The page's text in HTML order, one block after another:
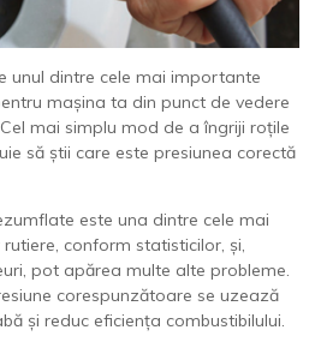
unul dintre cele mai importante
mașina ta din punct de vedere
mai simplu mod de a îngriji roțile
să știi care este presiunea corectă
este una dintre cele mai
conform statisticilor, și,
pot apărea multe alte probleme.
corespunzătoare se uzează
și reduc eficiența combustibilului.